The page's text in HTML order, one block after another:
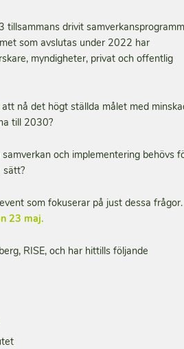
drivit
som avslutas under 2022 har
myndigheter, privat och offentlig
nå det högt ställda målet med
till 2030?
och implementering behövs
sätt?
som fokuserar på just dessa frågor.
23 maj.
RISE, och har hittills följande